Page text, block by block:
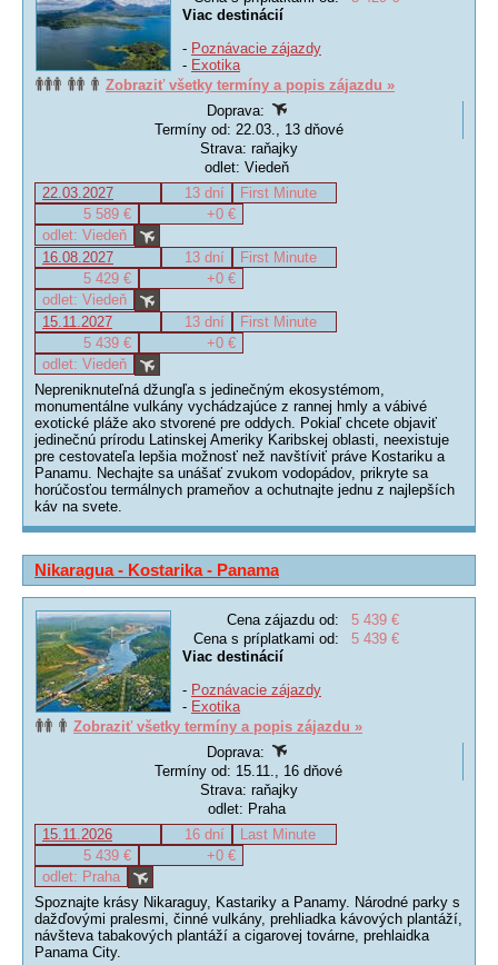
Viac destinácií
- Poznávacie zájazdy
- Exotika
Zobraziť všetky termíny a popis zájazdu »
Doprava:
Termíny od: 22.03., 13 dňové
Strava: raňajky
odlet: Viedeň
22.03.2027
13 dní
First Minute
5 589 €
+0 €
odlet: Viedeň
16.08.2027
13 dní
First Minute
5 429 €
+0 €
odlet: Viedeň
15.11.2027
13 dní
First Minute
5 439 €
+0 €
odlet: Viedeň
Nepreniknuteľná džungľa s jedinečným ekosystémom,
monumentálne vulkány vychádzajúce z rannej hmly a vábivé
exotické pláže ako stvorené pre oddych. Pokiaľ chcete objaviť
jedinečnú prírodu Latinskej Ameriky Karibskej oblasti, neexistuje
pre cestovateľa lepšia možnosť než navštíviť práve Kostariku a
Panamu. Nechajte sa unášať zvukom vodopádov, prikryte sa
horúčosťou termálnych prameňov a ochutnajte jednu z najlepších
káv na svete.
Nikaragua - Kostarika - Panama
Cena zájazdu od:
5 439 €
Cena s príplatkami od:
5 439 €
Viac destinácií
- Poznávacie zájazdy
- Exotika
Zobraziť všetky termíny a popis zájazdu »
Doprava:
Termíny od: 15.11., 16 dňové
Strava: raňajky
odlet: Praha
15.11.2026
16 dní
Last Minute
5 439 €
+0 €
odlet: Praha
Spoznajte krásy Nikaraguy, Kastariky a Panamy. Národné parky s
dažďovými pralesmi, činné vulkány, prehliadka kávových plantáží,
návšteva tabakových plantáží a cigarovej továrne, prehlaidka
Panama City.